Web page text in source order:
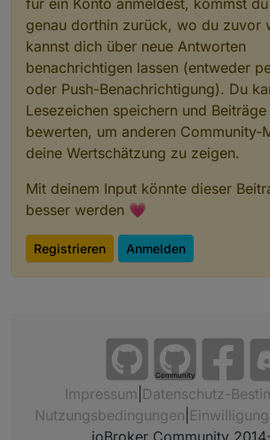
für ein Konto anmeldest, kommst
genau dorthin zurück, wo du zuvor
kannst dich über neue Antworten
benachrichtigen lassen (entweder
oder Push-Benachrichtigung). Du
Lesezeichen speichern und
bewerten, um anderen Community-
deine Wertschätzung zu zeigen.
Mit deinem Input könnte dieser
besser werden 💗
Registrieren Anmelden
Community
Impressum Datenschutz-
Nutzungsbedingungen